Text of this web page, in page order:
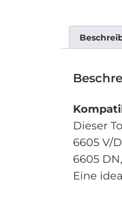
Dieser
6605 V/
6605
Eine